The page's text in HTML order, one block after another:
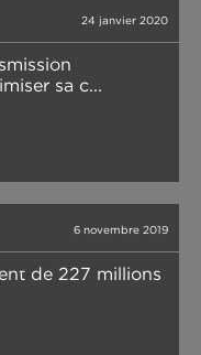
24 janvier 2020
sa c...
6 novembre 2019
de 227 millions